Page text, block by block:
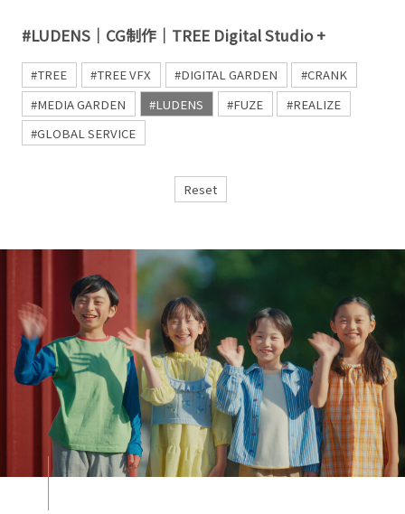
#LUDENS｜CG制作｜TREE Digital Studio +
#TREE #TREE VFX #DIGITAL GARDEN
#CRANK
#MEDIA GARDEN
#LUDENS #FUZE
#REALIZE
#GLOBAL SERVICE
Reset